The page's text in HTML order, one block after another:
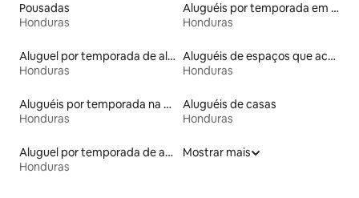
Pousadas
Honduras
Aluguéis por temporada em hotéis-fazenda
Honduras
Aluguel por temporada de alojamentos ecológicos
Honduras
Aluguéis de espaços que aceitam animais de estimação
Honduras
Aluguéis por temporada na orla
Honduras
Aluguéis de casas
Honduras
Aluguel por temporada de apart-hotéis
Honduras
Mostrar mais